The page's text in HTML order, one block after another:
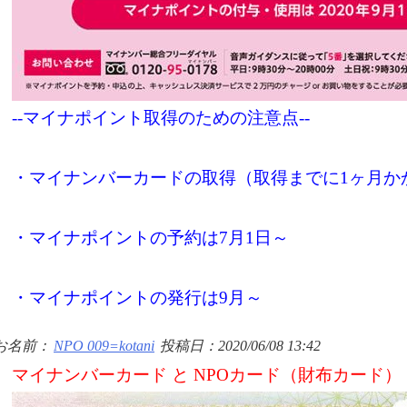
--マイナポイント取得のための注意点--
・マイナンバーカードの取得（取得までに1ヶ月か
・マイナポイントの予約は7月1日～
・マイナポイントの発行は9月～
名前： NPO 009=kotani 投稿日：2020/06/08 13:42
マイナンバーカード と NPOカード（財布カード）